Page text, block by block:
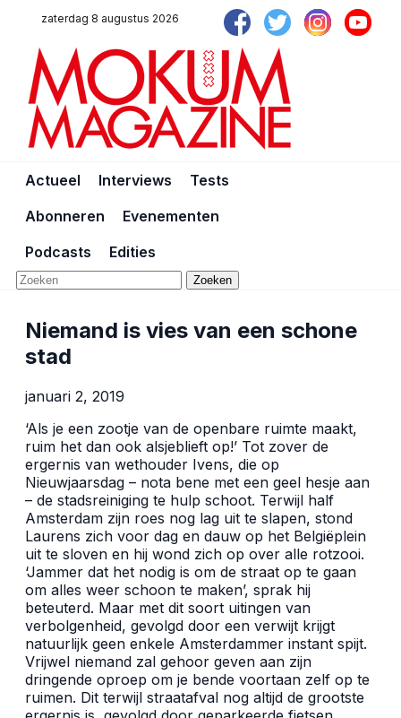
zaterdag 8 augustus 2026
Actueel Interviews
Tests
Abonneren
Evenementen
Podcasts
Edities
Zoeken
Niemand is vies van een schone
stad
januari 2, 2019
‘Als je een zootje van de openbare ruimte maakt,
ruim het dan ook alsjeblieft op!’ Tot zover de
ergernis van wethouder Ivens, die op
Nieuwjaarsdag – nota bene met een geel hesje aan
– de stadsreiniging te hulp schoot. Terwijl half
Amsterdam zijn roes nog lag uit te slapen, stond
Laurens zich voor dag en dauw op het Belgiëplein
uit te sloven en hij wond zich op over alle rotzooi.
‘Jammer dat het nodig is om de straat op te gaan
om alles weer schoon te maken’, sprak hij
beteuterd. Maar met dit soort uitingen van
verbolgenheid, gevolgd door een verwijt krijgt
natuurlijk geen enkele Amsterdammer instant spijt.
Vrijwel niemand zal gehoor geven aan zijn
dringende oproep om je bende voortaan zelf op te
ruimen. Dit terwijl straatafval nog altijd de grootste